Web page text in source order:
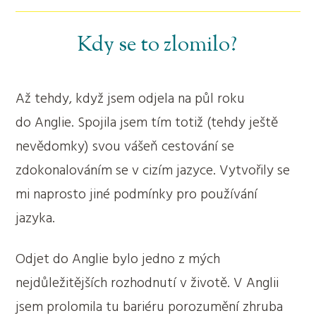
Kdy se to zlomilo?
Až tehdy, když jsem odjela na půl roku
do Anglie. Spojila jsem tím totiž (tehdy ještě
nevědomky) svou vášeň cestování se
zdokonalováním se v cizím jazyce. Vytvořily se
mi naprosto jiné podmínky pro používání
jazyka.
Odjet do Anglie bylo jedno z mých
nejdůležitějších rozhodnutí v životě. V Anglii
jsem prolomila tu bariéru porozumění zhruba